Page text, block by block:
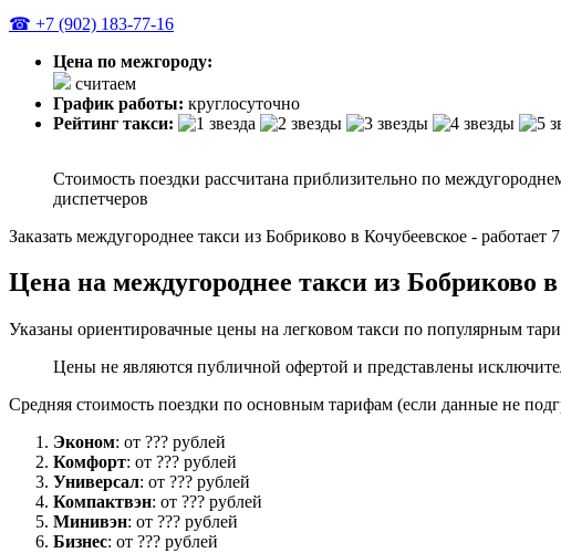
☎ +7 (902) 183-77-16
Цена по межгороду:
считаем
График работы: круглосуточно
Рейтинг такси:
Стоимость поездки рассчитана приблизительно по
диспетчеров
Заказать междугороднее такси из Бобриково в Кочубеевское -
Цена на междугороднее такси из Бобриково
Указаны ориентировачные цены на легковом такси по популярным
Цены не являются публичной офертой и представлены
Средняя стоимость поездки по основным тарифам (если данные не
Эконом: от ??? рублей
Комфорт: от ??? рублей
Универсал: от ??? рублей
Компактвэн: от ??? рублей
Минивэн: от ??? рублей
Бизнес: от ??? рублей